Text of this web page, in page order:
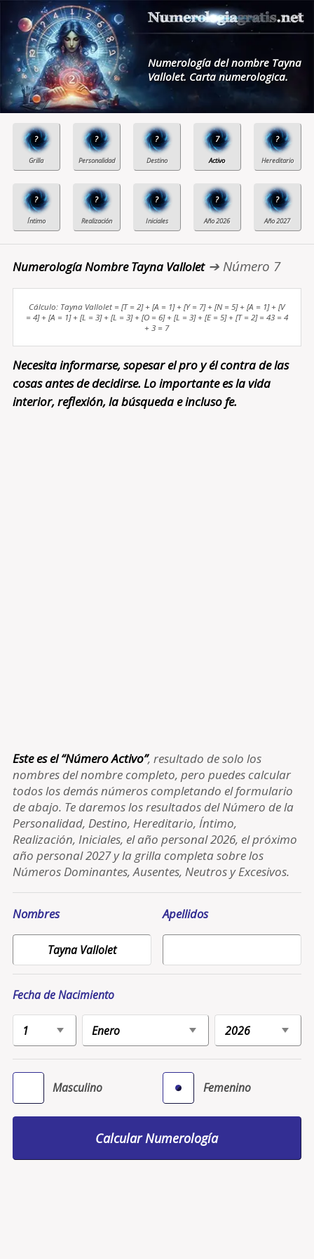
Numerología del nombre Tayna
Vallolet. Carta numerologica.
? ? ? 7 ?
? ? ? ? ?
Numerología Nombre Tayna Vallolet➔ Número 7
Cálculo: Tayna Vallolet = [T = 2] + [A = 1] + [Y = 7] + [N = 5] + [A = 1] + [V
= 4] + [A = 1] + [L = 3] + [L = 3] + [O = 6] + [L = 3] + [E = 5] + [T = 2] = 43 = 4
+ 3 = 7
Necesita informarse, sopesar el pro y él contra de las
cosas antes de decidirse. Lo importante es la vida
interior, reflexión, la búsqueda e incluso fe.
Este es el “Número Activo”, resultado de solo los
nombres del nombre completo, pero puedes calcular
todos los demás números completando el formulario
de abajo. Te daremos los resultados del Número de la
Personalidad, Destino, Hereditario, Íntimo,
Realización, Iniciales, el año personal 2026, el próximo
año personal 2027 y la grilla completa sobre los
Números Dominantes, Ausentes, Neutros y Excesivos.
Nombres Apellidos
Fecha de Nacimiento
Masculino Femenino